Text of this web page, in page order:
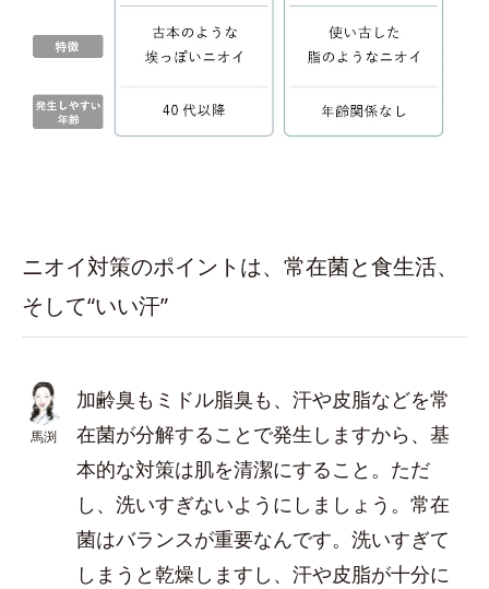
ニオイ対策のポイントは、常在菌と食生活、
そして“いい汗”
馬渕
加齢臭もミドル脂臭も、汗や皮脂などを常
在菌が分解することで発生しますから、基
本的な対策は肌を清潔にすること。ただ
し、洗いすぎないようにしましょう。常在
菌はバランスが重要なんです。洗いすぎて
しまうと乾燥しますし、汗や皮脂が十分に